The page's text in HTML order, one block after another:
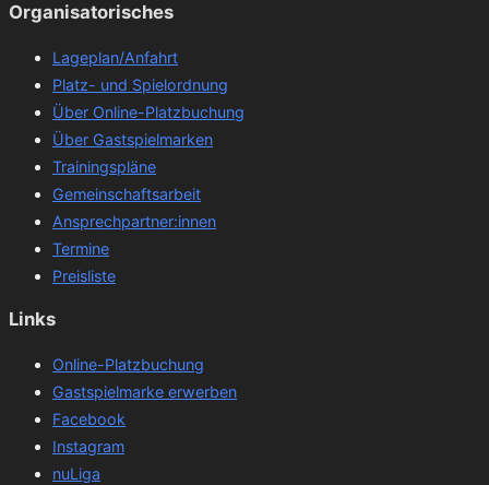
Organisatorisches
Lageplan/Anfahrt
Platz- und Spielordnung
Über Online-Platzbuchung
Über Gastspielmarken
Trainingspläne
Gemeinschaftsarbeit
Ansprechpartner:innen
Termine
Preisliste
Links
Online-Platzbuchung
Gastspielmarke erwerben
Facebook
Instagram
nuLiga